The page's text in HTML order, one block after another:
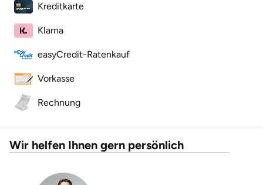
Kreditkarte
Klarna
easyCredit-Ratenkauf
Vorkasse
Rechnung
Wir helfen Ihnen gern persönlich
Main-Kinzig-Kreis
Mainz
Mecklenburgische Seenplatte